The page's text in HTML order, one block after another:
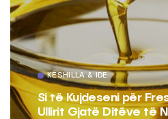
KËSHILLA & IDE
Si të Kujdeseni për
Ullirit Gjatë Ditëve të